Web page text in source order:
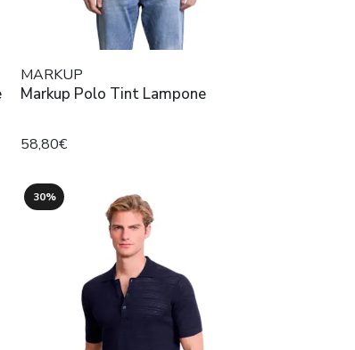
MARKUP
Markup Polo Tint Lampone
58,80€
30%